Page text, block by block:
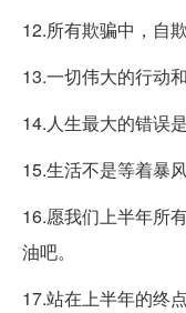
12.所有欺骗中，自
13.一切伟大的行动
14.人生最大的错误
15.生活不是等着暴
16.愿我们上半年所
油吧。
17.站在上半年的终